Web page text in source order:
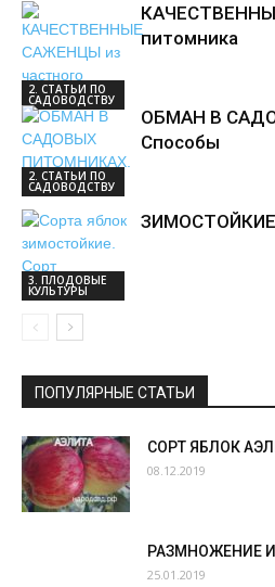
2. СТАТЬИ ПО
САДОВОДСТВУ
питомника
2. СТАТЬИ ПО
САДОВОДСТВУ
ОБМАН В
Способы
3. ПЛОДОВЫЕ
КУЛЬТУРЫ
ПОПУЛЯРНЫЕ СТАТЬИ
СОРТ ЯБЛОК
08.12.2019
РАЗМНОЖЕНИЕ
25.01.2019